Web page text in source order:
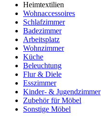
Heimtextilien
Wohnaccessoires
Schlafzimmer
Badezimmer
Arbeitsplatz
Wohnzimmer
Küche
Beleuchtung
Flur & Diele
Esszimmer
Kinder- & Jugendzimmer
Zubehör für Möbel
Sonstige Möbel